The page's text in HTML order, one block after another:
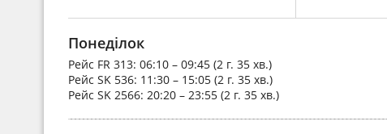
Понеділок
Рейс FR 313: 06:10 – 09:45 (2 г. 35 хв.)
Рейс SK 536: 11:30 – 15:05 (2 г. 35 хв.)
Рейс SK 2566: 20:20 – 23:55 (2 г. 35 хв.)